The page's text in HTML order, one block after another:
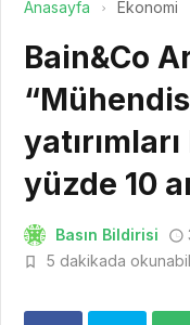
Anasayfa Ekonomi
Bain&Co
yüzde 10
Basın Bildirisi
5 dakikada